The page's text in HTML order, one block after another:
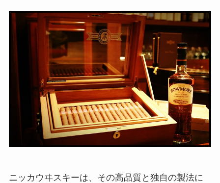
ニッカウヰスキーは、その高品質と独自の製法に